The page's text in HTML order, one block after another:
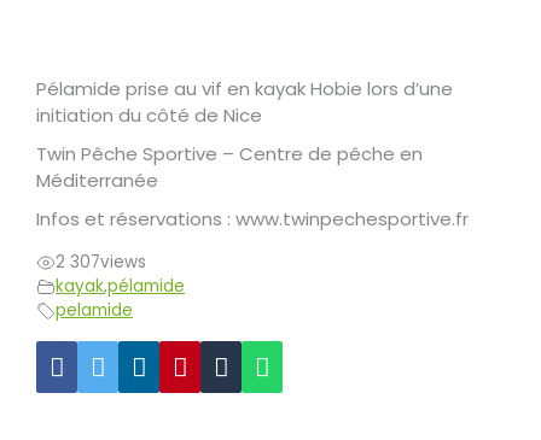
Pélamide prise au vif en kayak Hobie lors d’une
initiation du côté de Nice
Twin Pêche Sportive – Centre de pêche en
Méditerranée
Infos et réservations : www.twinpechesportive.fr
2 307views
kayak,pélamide
pelamide